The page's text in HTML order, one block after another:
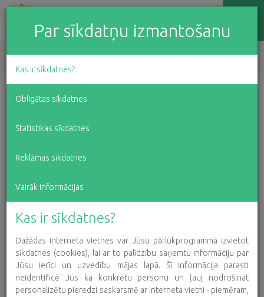
EN LV RU
Mazie soļi, lieli darbi:
2024. gads labdarībā
Par sīkdatņu izmantošanu
Kas ir sīkdatnes?
Obligātas sīkdatnes
Statistikas sīkdatnes
Reklāmas sīkdatnes
Vairāk informācijas
Kas ir sīkdatnes?
Dažādas interneta vietnes var Jūsu pārlūkprogrammā izvietot
sīkdatnes (cookies), lai ar to palīdzību saņemtu informāciju par
Jūsu ierīci un uzvedību mājas lapā. Šī informācija parasti
neidentificē Jūs kā konkrētu personu un ļauj nodrošināt
personalizētu pieredzi saskarsmē ar interneta vietni - piemēram,